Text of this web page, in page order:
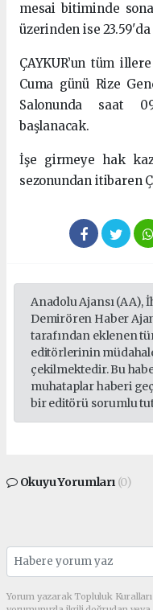
mesai bitiminde
üzerinden ise
ÇAYKUR’un tüm
Cuma günü Rize
Salonunda saat
başlanacak.
İşe girmeye hak
sezonundan itibaren
Anadolu Ajansı (AA),
Demirören Haber
tarafından eklenen
editörlerinin
çekilmektedir. Bu
muhataplar haberi
bir editörü sorumlu
Okuyu Yorumları (0)
Yorum yazarak Topluluk